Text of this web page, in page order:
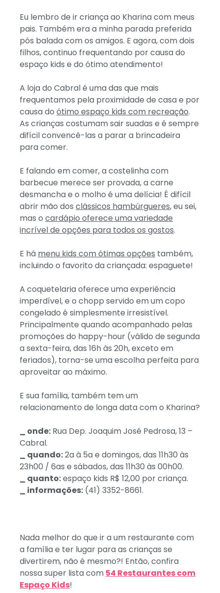
Eu lembro de ir criança ao Kharina com meus
pais. Também era a minha parada preferida
pós balada com os amigos. E agora, com dois
filhos, continuo frequentando por causa do
espaço kids e do ótimo atendimento!
A loja do Cabral é uma das que mais
frequentamos pela proximidade de casa e por
causa do ótimo espaço kids com recreação.
As crianças costumam sair suadas e é sempre
difícil convencê-las a parar a brincadeira
para comer.
E falando em comer, a costelinha com
barbecue merece ser provada, a carne
desmancha e o molho é uma delícia! É difícil
abrir mão dos clássicos hambúrgueres, eu sei,
mas o cardápio oferece uma variedade
incrível de opções para todos os gostos.
E há menu kids com ótimas opções também,
incluindo o favorito da criançada: espaguete!
A coquetelaria oferece uma experiência
imperdível, e o chopp servido em um copo
congelado é simplesmente irresistível.
Principalmente quando acompanhado pelas
promoções do happy-hour (válido de segunda
a sexta-feira, das 16h às 20h, exceto em
feriados), torna-se uma escolha perfeita para
aproveitar ao máximo.
E sua família, também tem um
relacionamento de longa data com o Kharina?
_ onde: Rua Dep. Joaquim José Pedrosa, 13 –
Cabral.
_ quando:2a à 5a e domingos, das 11h30 às
23h00 / 6as e sábados, das 11h30 às 00h00.
_ quanto:espaço kids R$ 12,00 por criança.
_ informações: (41) 3352-8661.
Nada melhor do que ir a um restaurante com
a família e ter lugar para as crianças se
divertirem, não é mesmo?! Então, confira
nossa super lista com 54 Restaurantes com
Espaço Kids!